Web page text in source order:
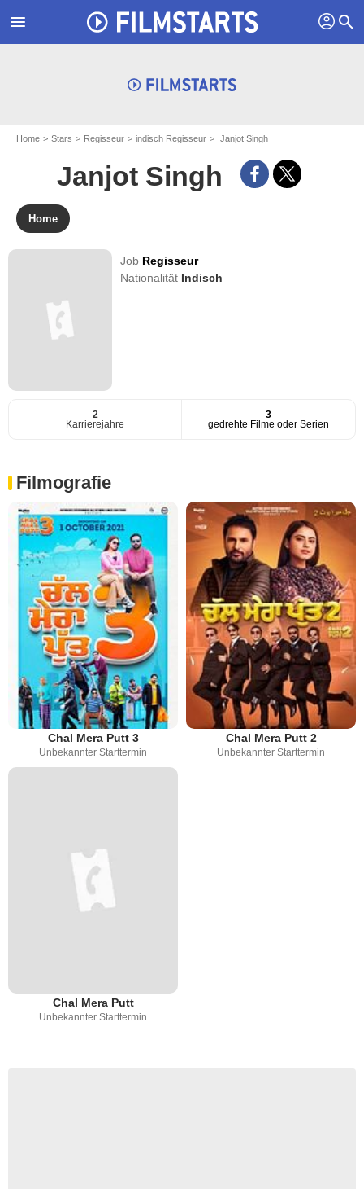
menu profil search
Home Stars Regisseur indisch Regisseur Janjot Singh
Janjot Singh
Home
Job Regisseur
Nationalität Indisch
2
Karrierejahre
3
gedrehte Filme oder Serien
Filmografie
Chal Mera Putt 3
Unbekannter Starttermin
Chal Mera Putt 2
Unbekannter Starttermin
Chal Mera Putt
Unbekannter Starttermin